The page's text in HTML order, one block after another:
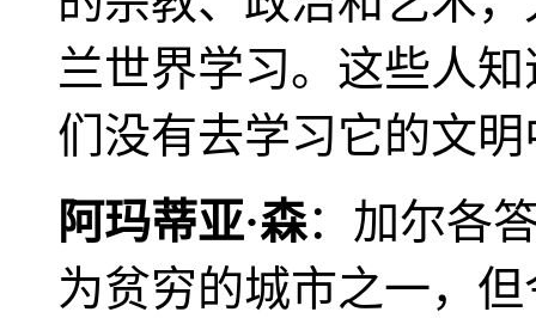
兰世界学习。这些人
们没有去学习它的文
阿玛蒂亚·森：加尔各
为贫穷的城市之一，